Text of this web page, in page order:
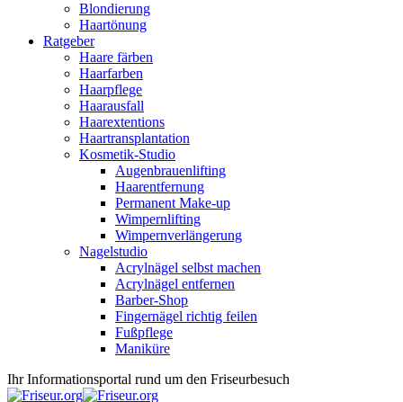
Blondierung
Haartönung
Ratgeber
Haare färben
Haarfarben
Haarpflege
Haarausfall
Haarextentions
Haartransplantation
Kosmetik-Studio
Augenbrauenlifting
Haarentfernung
Permanent Make-up
Wimpernlifting
Wimpernverlängerung
Nagelstudio
Acrylnägel selbst machen
Acrylnägel entfernen
Barber-Shop
Fingernägel richtig feilen
Fußpflege
Maniküre
Ihr Informationsportal rund um den Friseurbesuch